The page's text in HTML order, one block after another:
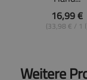
16,99 €
(33,98 € / 1 l)
Weitere